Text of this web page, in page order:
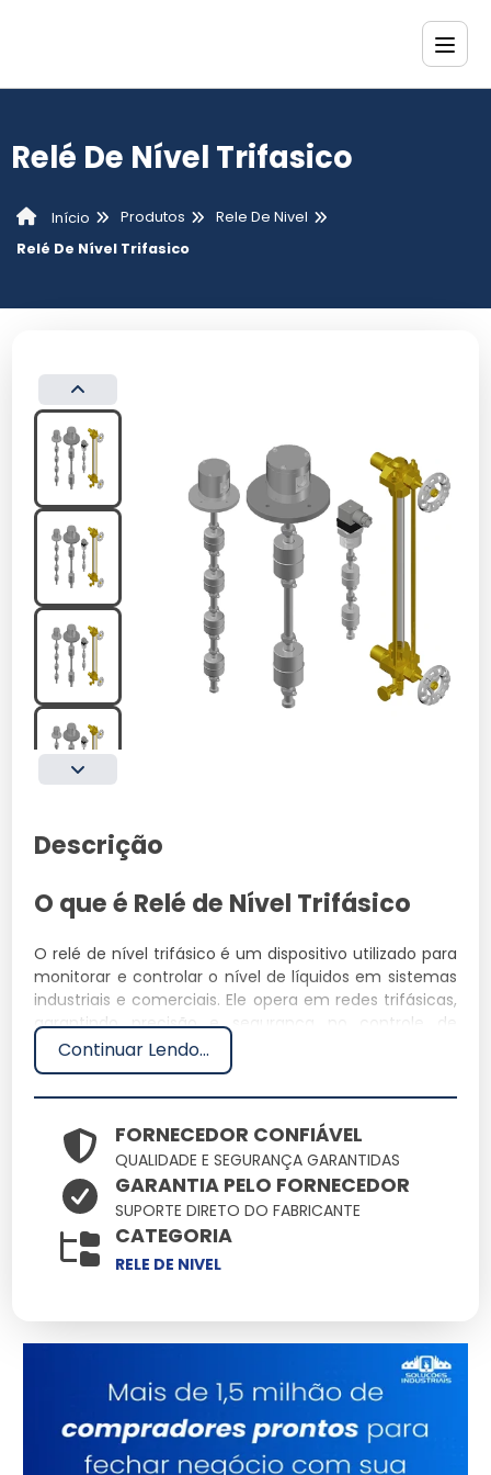
Relé De Nível Trifasico
Início Produtos
Rele De Nivel
Relé De Nível Trifasico
Descrição
O que é Relé de Nível Trifásico
O relé de nível trifásico é um dispositivo utilizado para
monitorar e controlar o nível de líquidos em sistemas
industriais e comerciais. Ele opera em redes trifásicas,
garantindo precisão e segurança no controle de
processos. Este equipamento é fundamental em
aplicações que necessitam de controle rigoroso de
níveis líquidos.
Especificações Técnicas
Dimensões: 10 x 5 x 3 cm
Peso: 0.2 kg
Material: Plástico ABS
Capacidade: Até 10A
Características e Benefícios
Alta precisão:Garante controle exato de níveis,
evitando transbordamentos.
Durabilidade:Fabricado com materiais resistentes,
prolongando a vida útil.
Continuar Lendo...
FORNECEDOR CONFIÁVEL
QUALIDADE E SEGURANÇA GARANTIDAS
GARANTIA PELO FORNECEDOR
SUPORTE DIRETO DO FABRICANTE
CATEGORIA
RELE DE NIVEL